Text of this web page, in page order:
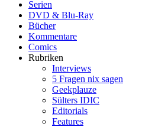
Serien
DVD & Blu-Ray
Bücher
Kommentare
Comics
Rubriken
Interviews
5 Fragen nix sagen
Geekplauze
Sülters IDIC
Editorials
Features